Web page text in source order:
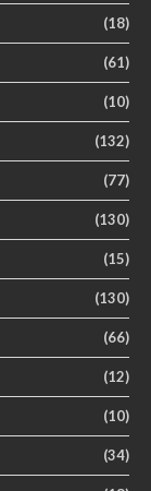
(18)
(61)
(10)
(132)
(77)
(130)
(15)
(130)
(66)
(12)
(10)
(34)